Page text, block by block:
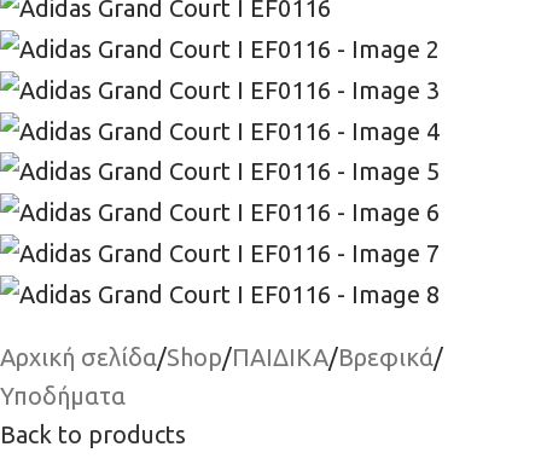
Αρχική σελίδα/Shop/ΠΑΙΔΙΚΑ/Βρεφικά/
Υποδήματα
Back to products